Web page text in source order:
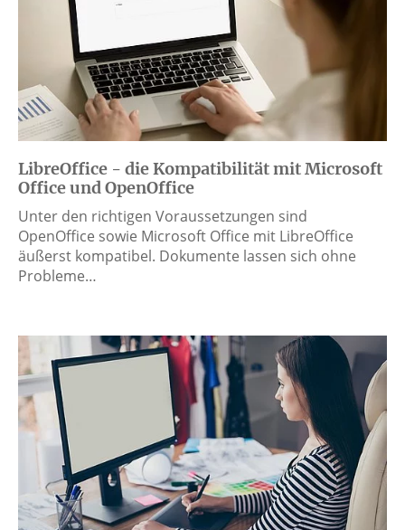
LibreOffice - die Kompatibilität mit Microsoft
Office und OpenOffice
Unter den richtigen Voraussetzungen sind
OpenOffice sowie Microsoft Office mit LibreOffice
äußerst kompatibel. Dokumente lassen sich ohne
Probleme…